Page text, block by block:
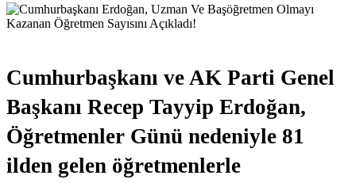
Cumhurbaşkanı ve AK Parti Genel
Başkanı Recep Tayyip Erdoğan,
Öğretmenler Günü nedeniyle 81
ilden gelen öğretmenlerle